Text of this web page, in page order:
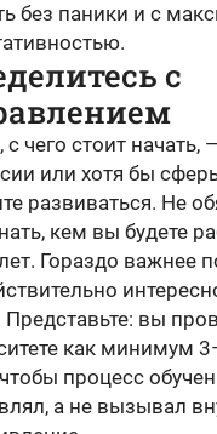
без паники и с
с
с чего стоит начать,
или хотя бы
развиваться. Не
кем вы будете
Гораздо важнее
Представьте: вы
как минимум
процесс
а не вызывал